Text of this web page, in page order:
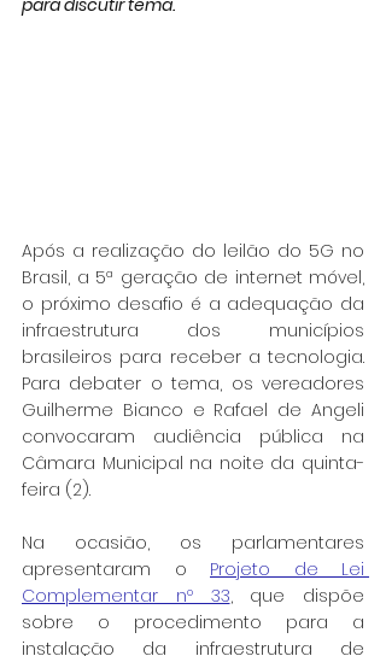
para discutir tema.
Após a realização do leilão do 5G no
Brasil, a 5ª geração de internet móvel,
o próximo desafio é a adequação da
infraestrutura dos municípios
brasileiros para receber a tecnologia.
Para debater o tema, os vereadores
Guilherme Bianco e Rafael de Angeli
convocaram audiência pública na
Câmara Municipal na noite da quinta-
feira (2).
Na ocasião, os parlamentares
apresentaram o Projeto de Lei
Complementar nº 33, que dispõe
sobre o procedimento para a
instalação da infraestrutura de